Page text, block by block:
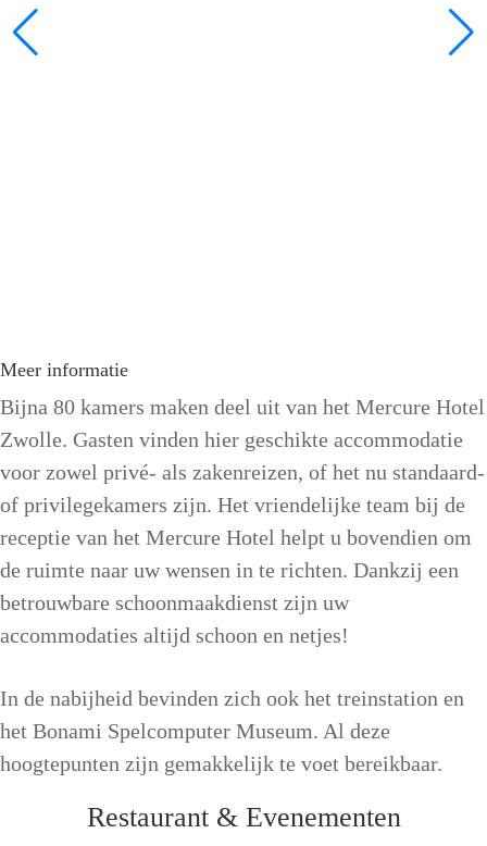
Meer informatie
Bijna 80 kamers maken deel uit van het Mercure Hotel
Zwolle. Gasten vinden hier geschikte accommodatie
voor zowel privé- als zakenreizen, of het nu standaard-
of privilegekamers zijn. Het vriendelijke team bij de
receptie van het Mercure Hotel helpt u bovendien om
de ruimte naar uw wensen in te richten. Dankzij een
betrouwbare schoonmaakdienst zijn uw
accommodaties altijd schoon en netjes!
In de nabijheid bevinden zich ook het treinstation en
het Bonami Spelcomputer Museum. Al deze
hoogtepunten zijn gemakkelijk te voet bereikbaar.
Restaurant & Evenementen